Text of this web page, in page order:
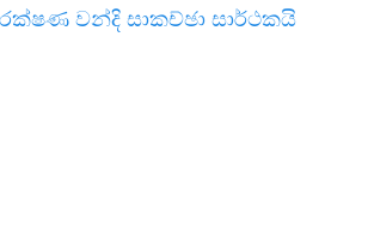
රක්ෂණ වන්දි සාකච්ඡා සාර්ථකයි